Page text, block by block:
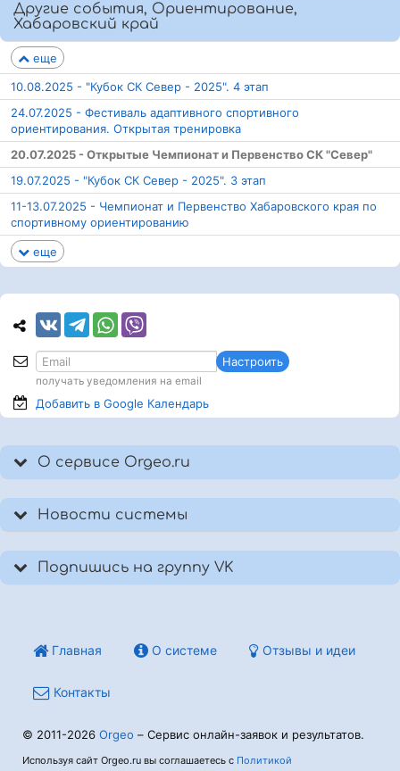
Другие события, Ориентирование,
Хабаровский край
еще
10.08.2025 - "Кубок СК Север - 2025". 4 этап
24.07.2025 - Фестиваль адаптивного спортивного
ориентирования. Открытая тренировка
20.07.2025 - Открытые Чемпионат и Первенство СК "Север"
19.07.2025 - "Кубок СК Север - 2025". 3 этап
11-13.07.2025 - Чемпионат и Первенство Хабаровского края по
спортивному ориентированию
еще
Настроить
получать уведомления на email
Добавить в Google Календарь
О сервисе Orgeo.ru
Новости системы
Подпишись на группу VK
Главная О системе Отзывы и идеи
Контакты
© 2011-2026 Orgeo – Сервис онлайн-заявок и результатов.
Используя сайт Orgeo.ru вы соглашаетесь с Политикой